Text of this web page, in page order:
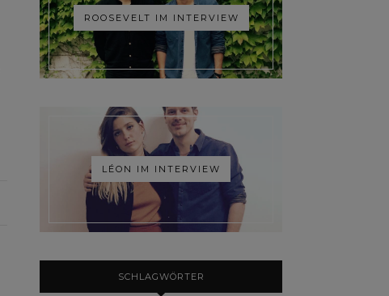
ROOSEVELT IM INTERVIEW
LÉON IM INTERVIEW
SCHLAGWÖRTER